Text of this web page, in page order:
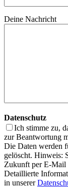
Deine Nachricht
Datenschutz
Ich stimme zu,
zur Beantwortung
Die Daten werden
gelöscht. Hinweis:
Zukunft per E-Mail
Detaillierte
in unserer